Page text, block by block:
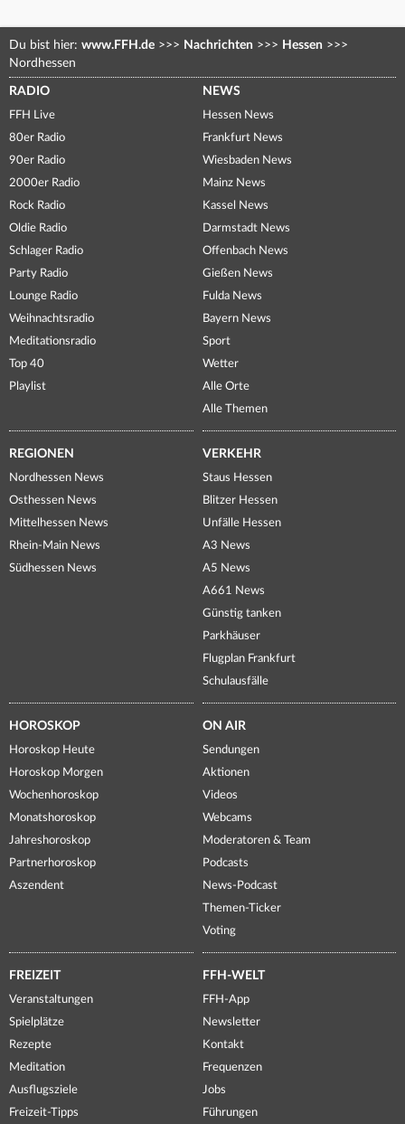
Du bist hier: www.FFH.de >>> Nachrichten >>> Hessen >>>
Nordhessen
RADIO
FFH Live
80er Radio
90er Radio
2000er Radio
Rock Radio
Oldie Radio
Schlager Radio
Party Radio
Lounge Radio
Weihnachtsradio
Meditationsradio
Top 40
Playlist
NEWS
Hessen News
Frankfurt News
Wiesbaden News
Mainz News
Kassel News
Darmstadt News
Offenbach News
Gießen News
Fulda News
Bayern News
Sport
Wetter
Alle Orte
Alle Themen
REGIONEN
Nordhessen News
Osthessen News
Mittelhessen News
Rhein-Main News
Südhessen News
VERKEHR
Staus Hessen
Blitzer Hessen
Unfälle Hessen
A3 News
A5 News
A661 News
Günstig tanken
Parkhäuser
Flugplan Frankfurt
Schulausfälle
HOROSKOP
Horoskop Heute
Horoskop Morgen
Wochenhoroskop
Monatshoroskop
Jahreshoroskop
Partnerhoroskop
Aszendent
ON AIR
Sendungen
Aktionen
Videos
Webcams
Moderatoren & Team
Podcasts
News-Podcast
Themen-Ticker
Voting
FREIZEIT
Veranstaltungen
Spielplätze
Rezepte
Meditation
Ausflugsziele
Freizeit-Tipps
FFH-WELT
FFH-App
Newsletter
Kontakt
Frequenzen
Jobs
Führungen